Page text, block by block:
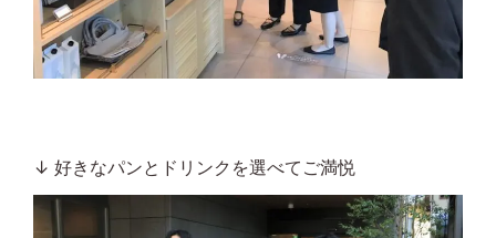
↓ 好きなパンとドリンクを選べてご満悦